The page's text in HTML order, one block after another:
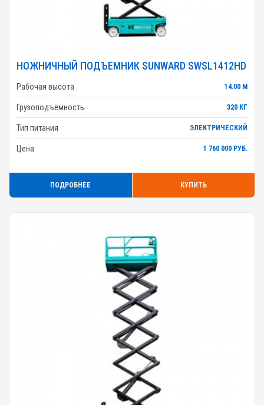
НОЖНИЧНЫЙ ПОДЪЕМНИК SUNWARD SWSL1412HD
Рабочая высота 14.00 М
Грузоподъёмность 320 КГ
Тип питания ЭЛЕКТРИЧЕСКИЙ
Цена 1 760 000 РУБ.
ПОДРОБНЕЕ КУПИТЬ